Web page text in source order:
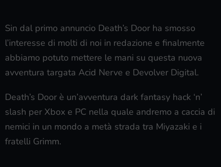
Sin dal primo annuncio Death’s Door ha smosso
l’interesse di molti di noi in redazione e finalmente
abbiamo potuto mettere le mani su questa nuova
avventura targata Acid Nerve e Devolver Digital.
Death’s Door è un’avventura dark fantasy hack ‘n’
slash per Xbox e PC nella quale andremo a caccia di
nemici in un mondo a metà strada tra Miyazaki e i
fratelli Grimm.